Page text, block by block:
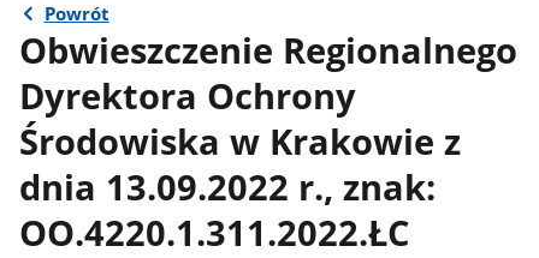
Powrót
Obwieszczenie Regionalnego
Dyrektora Ochrony
Środowiska w Krakowie z
dnia 13.09.2022 r., znak:
OO.4220.1.311.2022.ŁC